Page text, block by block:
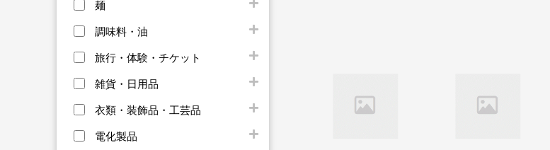
麺
調味料・油
旅行・体験・チケット
雑貨・日用品
衣類・装飾品・工芸品
電化製品